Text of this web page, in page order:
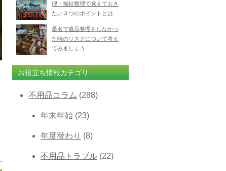
理・福祉整理で覚えておき
たい３つのポイントとは
桑名で遺品整理をしなかっ
た時のリスクについて考え
てみましょう
お役立ち情報カテゴリ
不用品コラム (288)
年末年始 (23)
年度替わり (8)
不用品トラブル (22)